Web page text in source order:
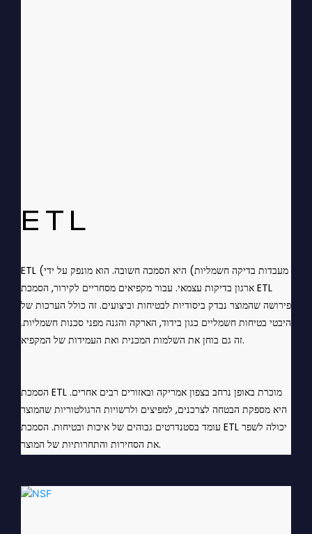
ETL
ETL (מעבדות בדיקה חשמליות) היא הסמכה חשובה. הוא מונפק על ידי
ארגון בדיקות עצמאי. עבור מקפיאים מסחריים לקירור, הסמכת ETL
פירושה שהמוצר נבדק ביסודיות לבטיחות וביצועים. זה כולל הערכות של
היבטי בטיחות חשמליים כגון בידוד, הארקה והגנה מפני סכנות חשמליות.
זה גם בוחן את השלמות המכנית ואת העמידות של המקפיא.
הסמכת ETL מוכרת באופן נרחב בצפון אמריקה ובאזורים רבים אחרים.
היא מספקת הבטחה לצרכנים, למפיצים ולרשויות הרגולטוריות שהמוצר
עומד בסטנדרטים גבוהים של איכות ובטיחות. הסמכת ETL יכולה לשפר
את הסחירות והתחרותיות של המוצר.